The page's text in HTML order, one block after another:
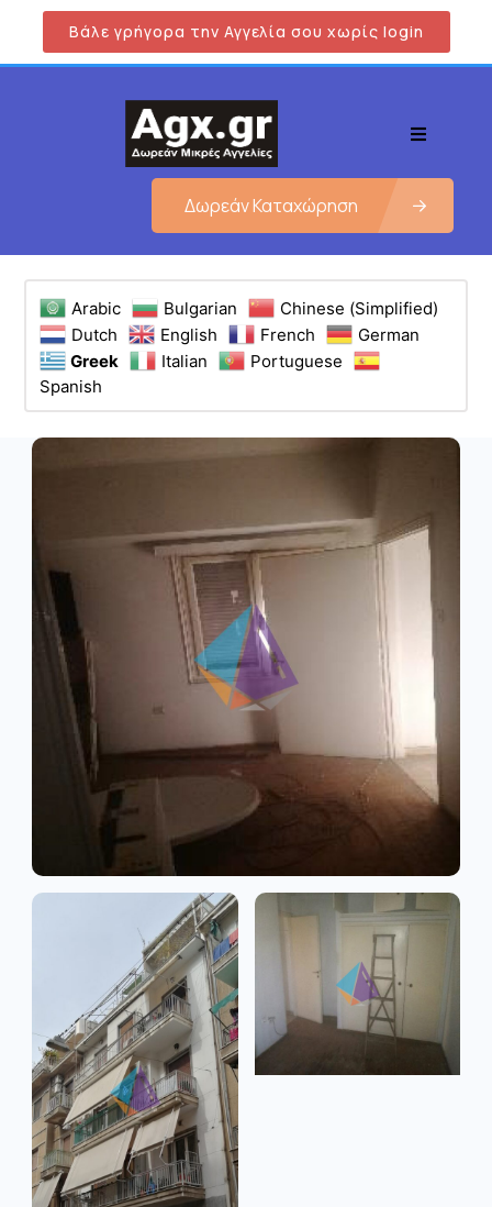
Βάλε γρήγορα την Αγγελία σου χωρίς login
Δωρεάν Καταχώρηση
Arabic Bulgarian
Chinese (Simplified)
Dutch
English French
German
Greek
Italian
Portuguese
Spanish